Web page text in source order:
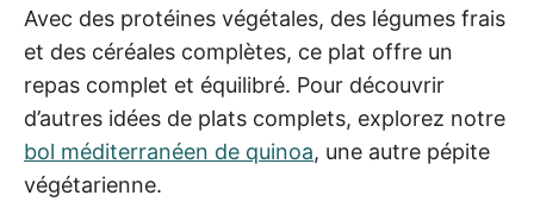
Avec des protéines végétales, des légumes frais
et des céréales complètes, ce plat offre un
repas complet et équilibré. Pour découvrir
d’autres idées de plats complets, explorez notre
bol méditerranéen de quinoa, une autre pépite
végétarienne.